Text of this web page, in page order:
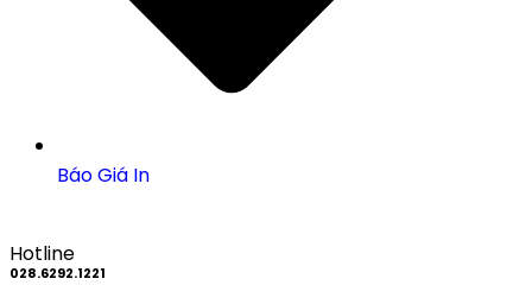
Báo Giá In
Hotline
028.6292.1221